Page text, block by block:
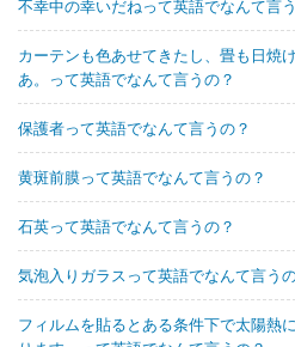
不幸中の幸いだねって英語でなんて言
カーテンも色あせてきたし、畳も日焼
あ。って英語でなんて言うの？
保護者って英語でなんて言うの？
黄斑前膜って英語でなんて言うの？
石英って英語でなんて言うの？
気泡入りガラスって英語でなんて言う
フィルムを貼るとある条件下で太陽熱